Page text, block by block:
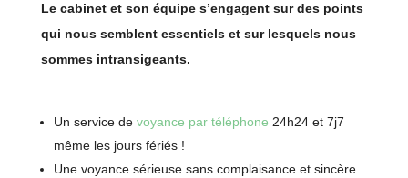
Le cabinet et son équipe s’engagent sur des points
qui nous semblent essentiels et sur lesquels nous
sommes intransigeants.
Un service de voyance par téléphone 24h24 et 7j7
même les jours fériés !
Une voyance sérieuse sans complaisance et sincère